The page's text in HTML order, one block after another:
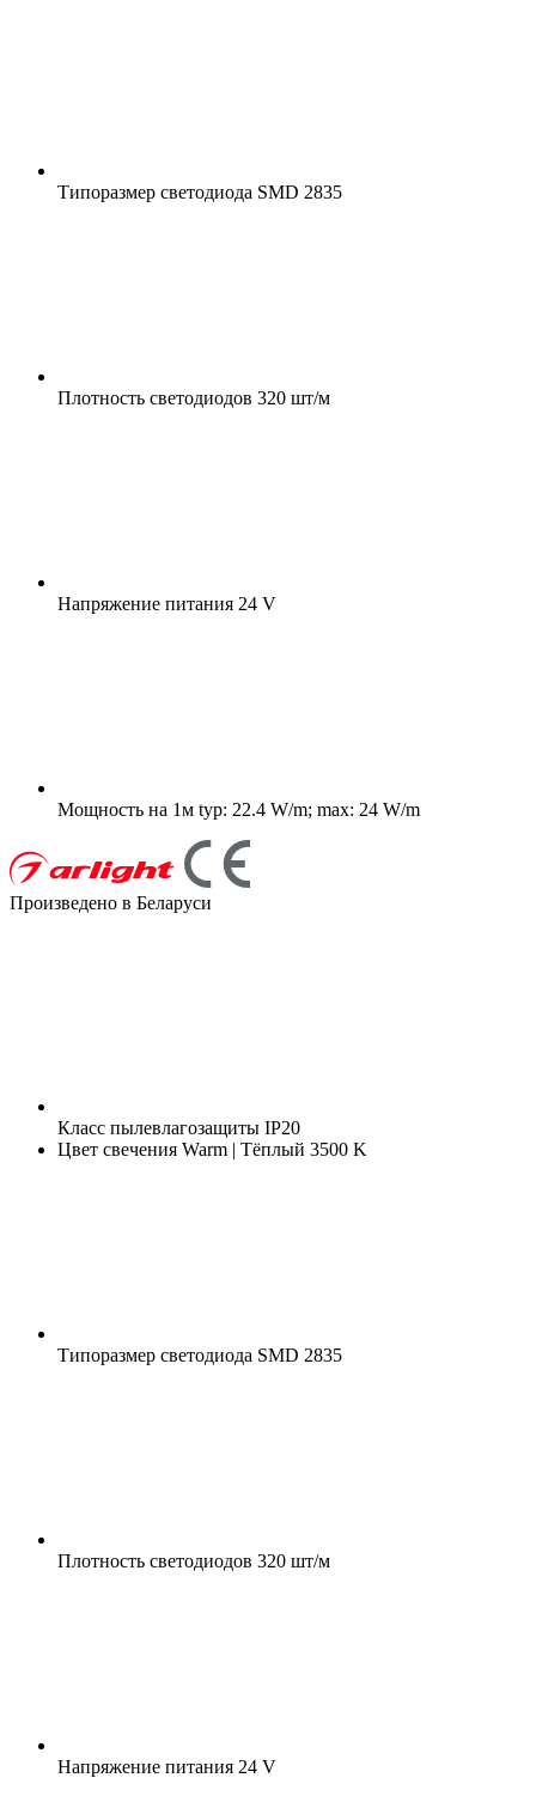
Типоразмер светодиода SMD 2835
Плотность светодиодов 320 шт/м
Напряжение питания 24 V
Мощность на 1м typ: 22.4 W/m; max: 24 W/m
Произведено в Беларуси
Класс пылевлагозащиты IP20
Цвет свечения Warm | Тёплый 3500 K
Типоразмер светодиода SMD 2835
Плотность светодиодов 320 шт/м
Напряжение питания 24 V